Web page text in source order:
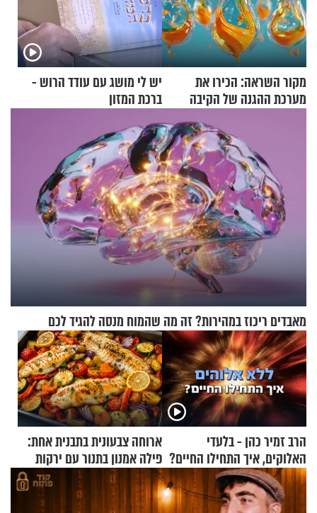
מקור השראה: הכירו את
מערכת ההגנה של הקיבה
יש לי מושג עם עודד הרוש -
ברכת המזון
מאבדים ריכוז במהירות? זה מה שהמוח מנסה להגיד לכם
הרב זמיר כהן - בלעדי
האלוקים, איך התחילו החיים?
ארוחה צבעונית בתבנית אחת:
פילה אמנון בתנור עם ירקות